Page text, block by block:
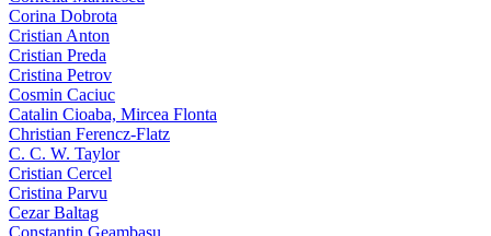
Corina Dobrota
Cristian Anton
Cristian Preda
Cristina Petrov
Cosmin Caciuc
Catalin Cioaba, Mircea Flonta
Christian Ferencz-Flatz
C. C. W. Taylor
Cristian Cercel
Cristina Parvu
Cezar Baltag